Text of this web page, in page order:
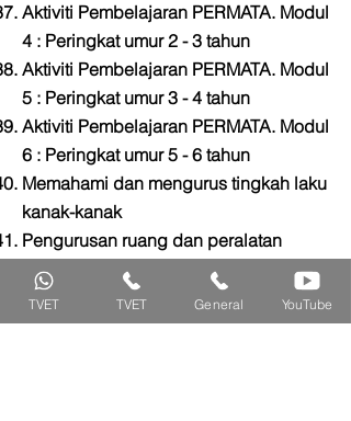
Aktiviti Pembelajaran PERMATA. Modul
4 : Peringkat umur 2 - 3 tahun
Aktiviti Pembelajaran PERMATA. Modul
5 : Peringkat umur 3 - 4 tahun
Aktiviti Pembelajaran PERMATA. Modul
6 : Peringkat umur 5 - 6 tahun
Memahami dan mengurus tingkah laku
kanak-kanak
Pengurusan ruang dan peralatan
pembelajaran
Log Harian PERMATA
Teknik pemerhatian, penaksiran dan
TVET TVET General YouTube